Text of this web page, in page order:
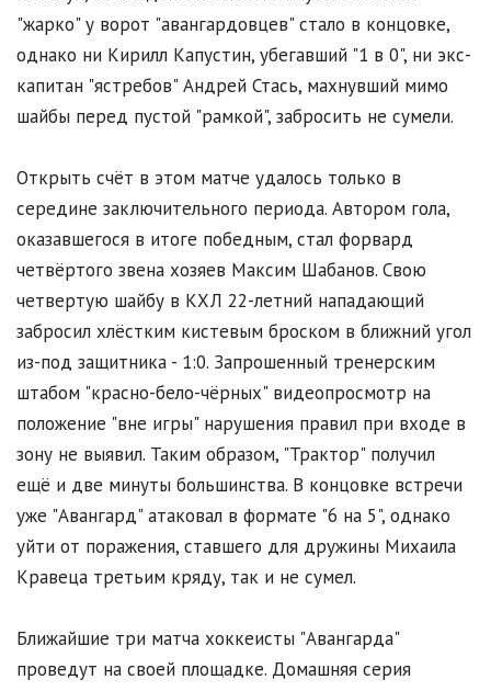
"жарко" у ворот "авангардовцев" стало в концовке,
однако ни Кирилл Капустин, убегавший "1 в 0", ни экс-
капитан "ястребов" Андрей Стась, махнувший мимо
шайбы перед пустой "рамкой", забросить не сумели.
Открыть счёт в этом матче удалось только в
середине заключительного периода. Автором гола,
оказавшегося в итоге победным, стал форвард
четвёртого звена хозяев Максим Шабанов. Свою
четвертую шайбу в КХЛ 22-летний нападающий
забросил хлёстким кистевым броском в ближний угол
из-под защитника - 1:0. Запрошенный тренерским
штабом "красно-бело-чёрных" видеопросмотр на
положение "вне игры" нарушения правил при входе в
зону не выявил. Таким образом, "Трактор" получил
ещё и две минуты большинства. В концовке встречи
уже "Авангард" атаковал в формате "6 на 5", однако
уйти от поражения, ставшего для дружины Михаила
Кравеца третьим кряду, так и не сумел.
Ближайшие три матча хоккеисты "Авангарда"
проведут на своей площадке. Домашняя серия